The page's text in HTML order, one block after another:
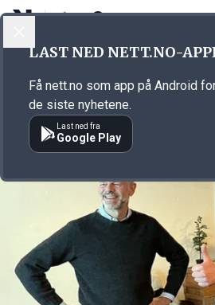
Annonsørinnhold
LAST NED NETT.NO-
Få nett.no som app på Android
de siste nyhetene.
Last ned fra
Google Play